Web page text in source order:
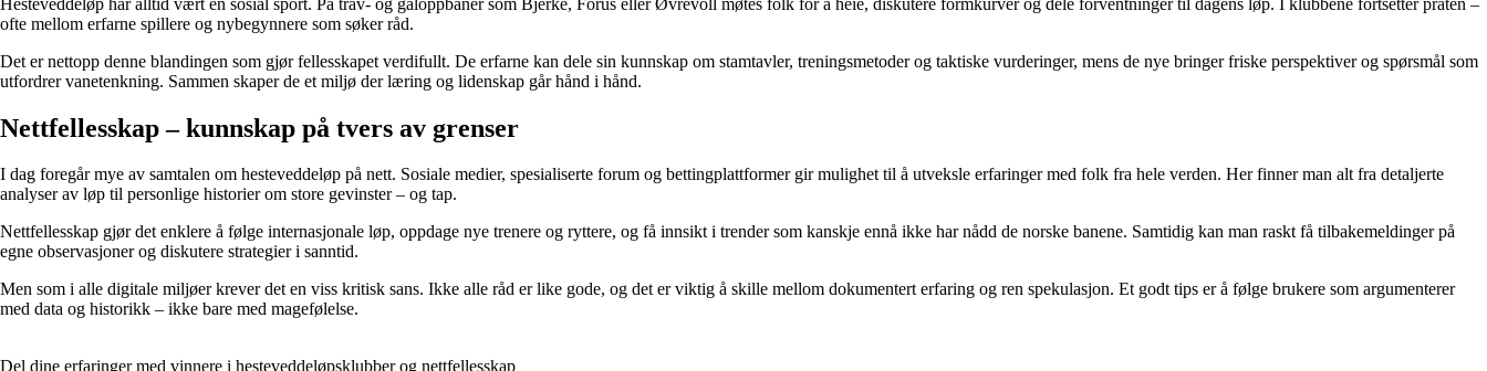
ofte mellom erfarne spillere og nybegynnere som søker råd.
Det er nettopp denne blandingen som gjør fellesskapet verdifullt. De erfarne kan dele sin kunnskap om stamtavler, treningsmetoder og taktiske vurderinger, mens de nye bringer friske perspektiver og spørsmål som
utfordrer vanetenkning. Sammen skaper de et miljø der læring og lidenskap går hånd i hånd.
Nettfellesskap – kunnskap på tvers av grenser
I dag foregår mye av samtalen om hesteveddeløp på nett. Sosiale medier, spesialiserte forum og bettingplattformer gir mulighet til å utveksle erfaringer med folk fra hele verden. Her finner man alt fra detaljerte
analyser av løp til personlige historier om store gevinster – og tap.
Nettfellesskap gjør det enklere å følge internasjonale løp, oppdage nye trenere og ryttere, og få innsikt i trender som kanskje ennå ikke har nådd de norske banene. Samtidig kan man raskt få tilbakemeldinger på
egne observasjoner og diskutere strategier i sanntid.
Men som i alle digitale miljøer krever det en viss kritisk sans. Ikke alle råd er like gode, og det er viktig å skille mellom dokumentert erfaring og ren spekulasjon. Et godt tips er å følge brukere som argumenterer
med data og historikk – ikke bare med magefølelse.
Del dine erfaringer med vinnere i hesteveddeløpsklubber og nettfellesskap